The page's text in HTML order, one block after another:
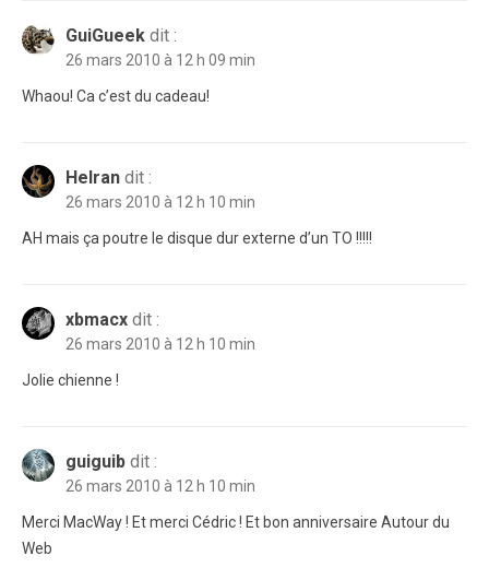
GuiGueek dit :
26 mars 2010 à 12 h 09 min
Whaou! Ca c’est du cadeau!
Helran dit :
26 mars 2010 à 12 h 10 min
AH mais ça poutre le disque dur externe d’un TO !!!!!
xbmacx dit :
26 mars 2010 à 12 h 10 min
Jolie chienne !
guiguib dit :
26 mars 2010 à 12 h 10 min
Merci MacWay ! Et merci Cédric ! Et bon anniversaire Autour du
Web